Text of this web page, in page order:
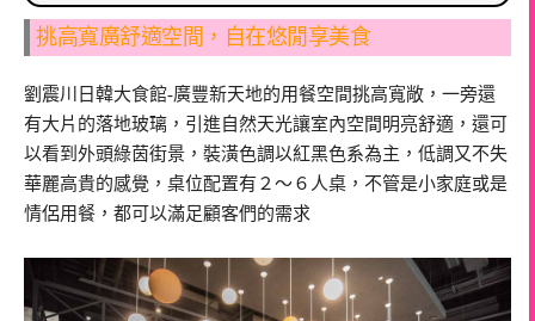
挑高寬廣舒適空間，自在悠閒享美食
劉震川日韓大食館-廣豐新天地的用餐空間挑高寬敞，一旁還
有大片的落地玻璃，引進自然天光讓室內空間明亮舒適，還可
以看到外頭綠茵街景，裝潢色調以紅黑色系為主，低調又不失
華麗高貴的感覺，桌位配置有２～６人桌，不管是小家庭或是
情侶用餐，都可以滿足顧客們的需求